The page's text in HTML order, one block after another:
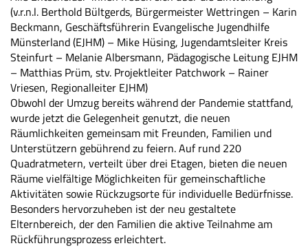
(v.r.n.l. Berthold Bültgerds, Bürgermeister Wettringen – Karin
Beckmann, Geschäftsführerin Evangelische Jugendhilfe
Münsterland (EJHM) – Mike Hüsing, Jugendamtsleiter Kreis
Steinfurt – Melanie Albersmann, Pädagogische Leitung EJHM
– Matthias Prüm, stv. Projektleiter Patchwork – Rainer
Vriesen, Regionalleiter EJHM)
Obwohl der Umzug bereits während der Pandemie stattfand,
wurde jetzt die Gelegenheit genutzt, die neuen
Räumlichkeiten gemeinsam mit Freunden, Familien und
Unterstützern gebührend zu feiern. Auf rund 220
Quadratmetern, verteilt über drei Etagen, bieten die neuen
Räume vielfältige Möglichkeiten für gemeinschaftliche
Aktivitäten sowie Rückzugsorte für individuelle Bedürfnisse.
Besonders hervorzuheben ist der neu gestaltete
Elternbereich, der den Familien die aktive Teilnahme am
Rückführungsprozess erleichtert.